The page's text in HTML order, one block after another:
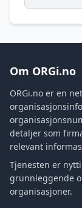
Om ORGi.no
ORGi.no er en
detaljer som
relevant
Tjenesten er
grunnleggende
organisasjoner.